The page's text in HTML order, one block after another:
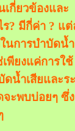
กี่ยวข้องและ
? มีกี่ค่า ? แต่
นการบำบัดน้ำ
พียงแค่การใช้
น้ำเสียและร
จะพบบ่อยๆ ซึ่